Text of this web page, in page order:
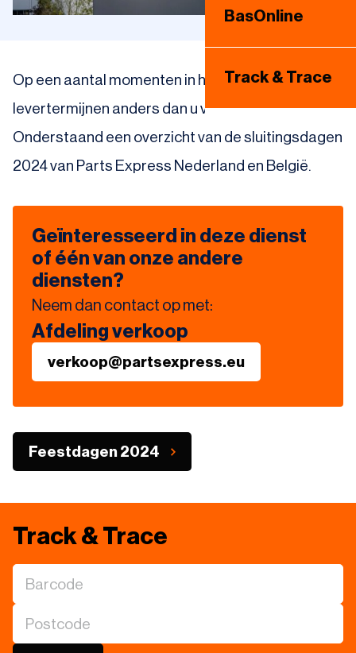
BasOnline
Track & Trace
Op een aantal momenten in het jaar zijn onze
levertermijnen anders dan u van ons gewend bent.
Onderstaand een overzicht van de sluitingsdagen
2024 van Parts Express Nederland en België.
Geïnteresseerd in deze dienst
of één van onze andere
diensten?
Neem dan contact op met:
Afdeling verkoop
verkoop@partsexpress.eu
Feestdagen 2024
Track & Trace